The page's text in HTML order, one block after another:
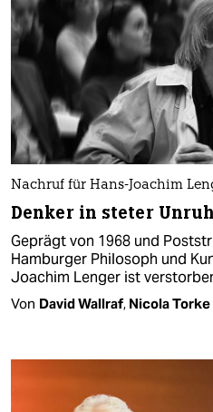
Nachruf für Hans-Joachim
Denker in steter
Geprägt von 1968 und
Hamburger Philosoph und
Joachim Lenger ist
Von David Wallraf, Nicola Torke